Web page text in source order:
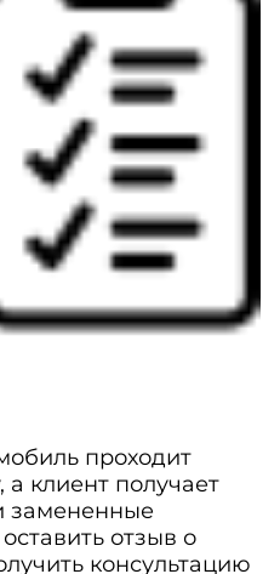
проходит
клиент получает
замененные
отзыв о
консультацию